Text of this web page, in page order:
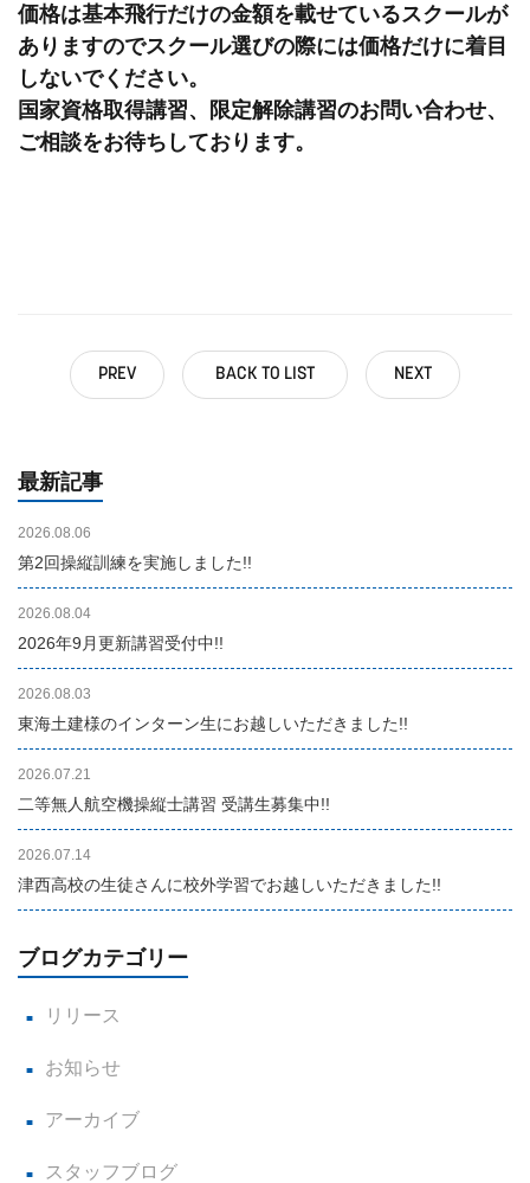
価格は基本飛行だけの金額を載せているスクールが
ありますのでスクール選びの際には価格だけに着目
しないでください。
国家資格取得講習、限定解除講習のお問い合わせ、
ご相談をお待ちしております。
PREV BACK TO LIST NEXT
最新記事
2026.08.06
第2回操縦訓練を実施しました!!
2026.08.04
2026年9月更新講習受付中!!
2026.08.03
東海土建様のインターン生にお越しいただきました!!
2026.07.21
二等無人航空機操縦士講習 受講生募集中!!
2026.07.14
津西高校の生徒さんに校外学習でお越しいただきました!!
ブログカテゴリー
リリース
お知らせ
アーカイブ
スタッフブログ